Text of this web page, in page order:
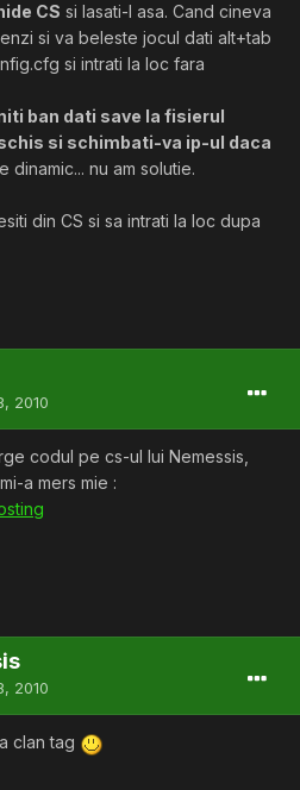
CS si lasati-l asa. Cand cineva
si va beleste jocul dati alt+tab
si intrati la loc fara
ban dati save la fisierul
si schimbati-va ip-ul daca
dinamic... nu am solutie.
din CS si sa intrati la loc dupa
2010
codul pe cs-ul lui Nemessis,
a mers mie :
2010
clan tag